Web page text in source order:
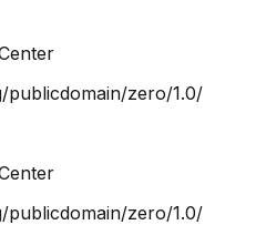
zero/1.0/
zero/1.0/